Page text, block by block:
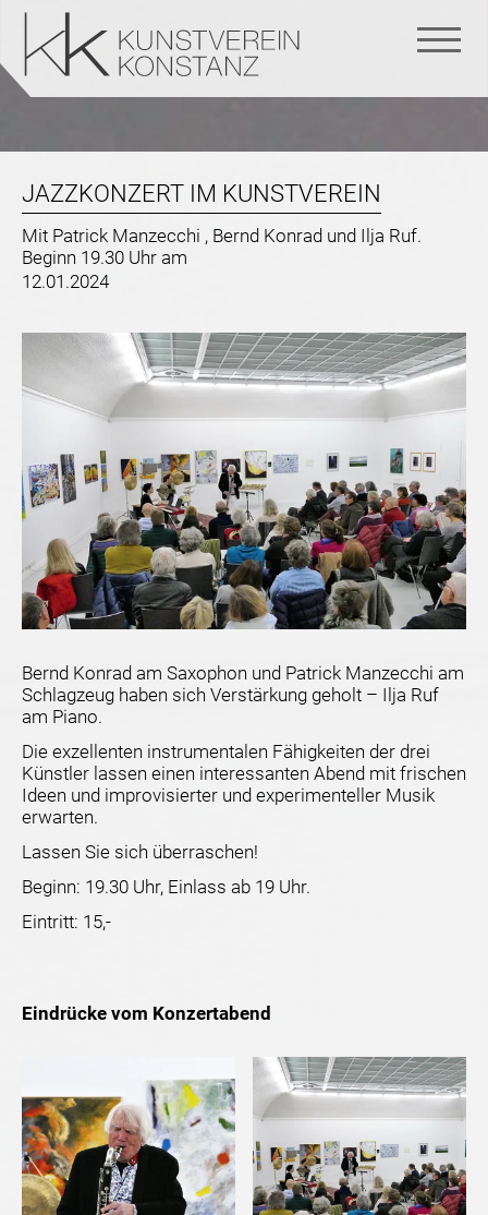
Navigation
überspringen
JAZZKONZERT IM KUNSTVEREIN
Mit Patrick Manzecchi , Bernd Konrad und Ilja Ruf.
Beginn 19.30 Uhr am
12.01.2024
Bernd Konrad am Saxophon und Patrick Manzecchi am
Schlagzeug haben sich Verstärkung geholt – Ilja Ruf
am Piano.
Die exzellenten instrumentalen Fähigkeiten der drei
Künstler lassen einen interessanten Abend mit frischen
Ideen und improvisierter und experimenteller Musik
erwarten.
Lassen Sie sich überraschen!
Beginn: 19.30 Uhr, Einlass ab 19 Uhr.
Eintritt: 15,-
Eindrücke vom Konzertabend